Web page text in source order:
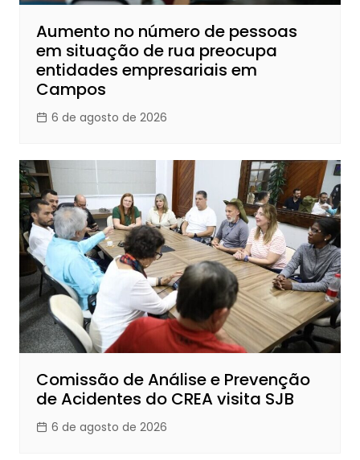
Aumento no número de pessoas
em situação de rua preocupa
entidades empresariais em
Campos
6 de agosto de 2026
Comissão de Análise e Prevenção
de Acidentes do CREA visita SJB
6 de agosto de 2026